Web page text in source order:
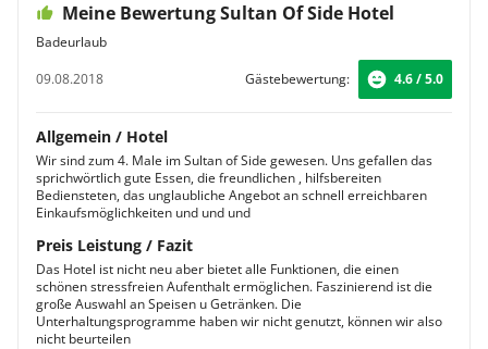
Meine Bewertung Sultan Of Side Hotel
Badeurlaub
09.08.2018
Gästebewertung: 4.6 / 5.0
Allgemein / Hotel
Wir sind zum 4. Male im Sultan of Side gewesen. Uns gefallen das
sprichwörtlich gute Essen, die freundlichen , hilfsbereiten
Bediensteten, das unglaubliche Angebot an schnell erreichbaren
Einkaufsmöglichkeiten und und und
Preis Leistung / Fazit
Das Hotel ist nicht neu aber bietet alle Funktionen, die einen
schönen stressfreien Aufenthalt ermöglichen. Faszinierend ist die
große Auswahl an Speisen u Getränken. Die
Unterhaltungsprogramme haben wir nicht genutzt, können wir also
nicht beurteilen